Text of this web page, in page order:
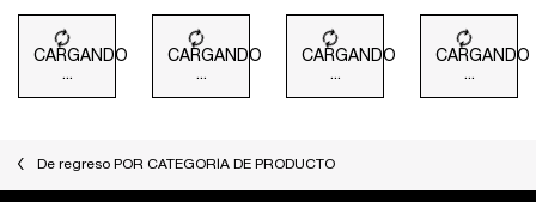
CARGANDO
...
CARGANDO
...
CARGANDO
...
LARGA
DURACIÓN
TRANSPIRABLE
CARGANDO
...
De regreso POR CATEGORÍA DE PRODUCTO